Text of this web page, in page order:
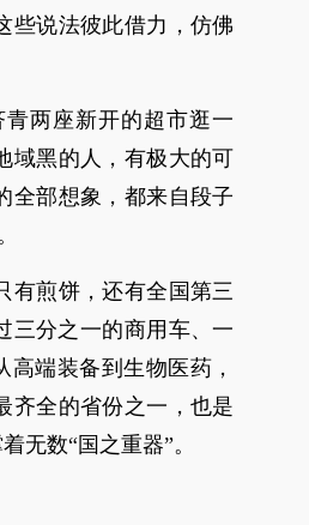
些说法彼此借力，仿佛
两座新开的超市逛一
域黑的人，有极大的可
全部想象，都来自段子
有煎饼，还有全国第三
三分之一的商用车、一
端装备到生物医药，
齐全的省份之一，也是
无数“国之重器”。